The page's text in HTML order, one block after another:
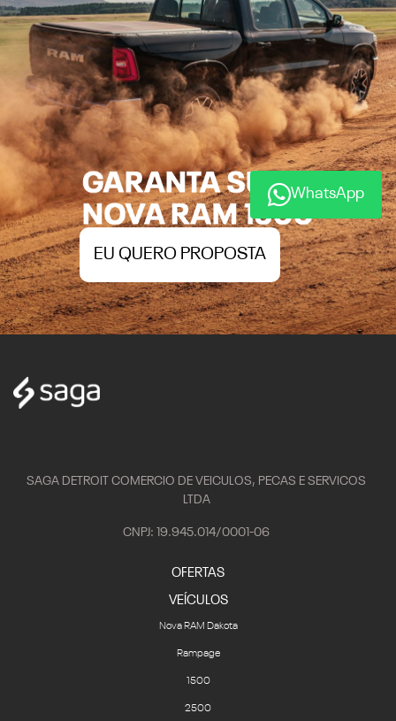
LTDA
VEÍCULOS
Nova RAM Dakota
Rampage
1500
2500
3500
WhatsApp